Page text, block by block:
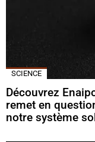
SCIENCE
Découvrez
remet en
notre système